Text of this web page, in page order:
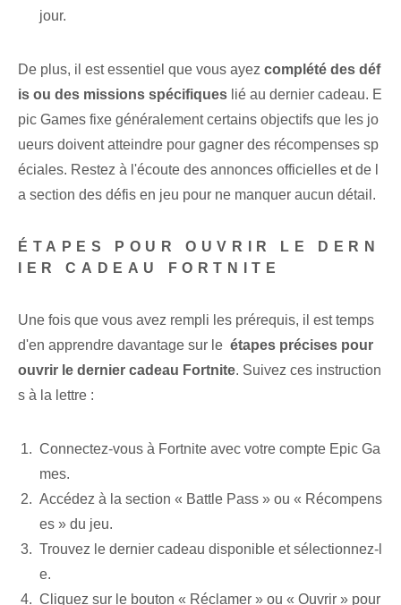
jour.
De plus, il est essentiel que vous ayez complété des déf
is ou des missions spécifiques ‍lié‍ au dernier cadeau. E
pic Games fixe généralement certains objectifs que les jo
ueurs doivent atteindre pour gagner des récompenses sp
éciales. Restez à l'écoute des annonces officielles et de l
a section des défis en jeu pour ne manquer aucun détail.
ÉTAPES POUR OUVRIR LE DERN
IER CADEAU FORTNITE
Une fois que vous avez rempli les prérequis, il est temps
d'en apprendre davantage sur le ‍ étapes précises pour
ouvrir le dernier cadeau Fortnite. Suivez ces instruction
s à la lettre :
Connectez-vous à Fortnite avec⁢ votre compte Epic Ga
mes.
Accédez à la section « Battle Pass » ou « Récompens
es » du jeu.
Trouvez le dernier cadeau disponible et sélectionnez-l
e.
Cliquez sur le bouton « Réclamer » ou « Ouvrir » pour